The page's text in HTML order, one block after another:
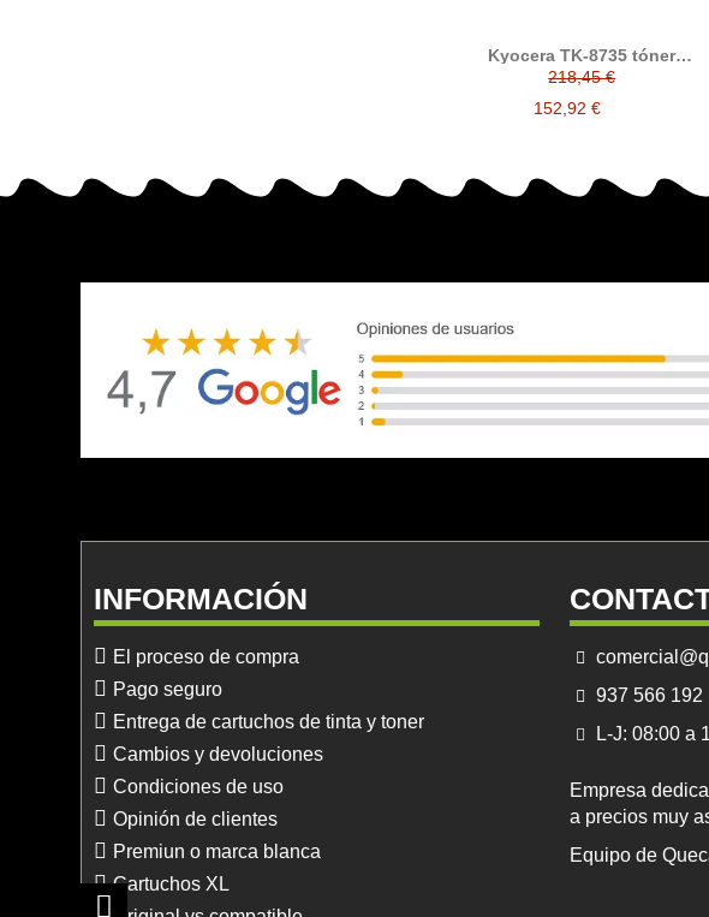
Kyocera TK-8735 tóner
compatible
218,45 €
152,92 €
INFORMACIÓN
El proceso de compra
Pago seguro
Entrega de cartuchos de tinta y toner
Cambios y devoluciones
Condiciones de uso
Opinión de clientes
Premiun o marca blanca
Cartuchos XL
937 566 192
L-J: 08:00 a
Empresa
a precios muy
Equipo de